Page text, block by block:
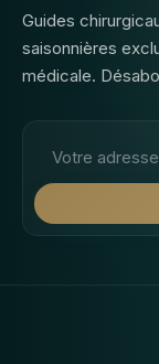
Guides
saisonnières
médicale.